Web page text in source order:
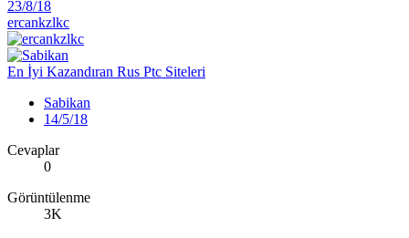
23/8/18
ercankzlkc
En İyi Kazandıran Rus Ptc Siteleri
Sabikan
14/5/18
Cevaplar
0
Görüntülenme
3K